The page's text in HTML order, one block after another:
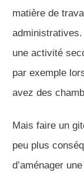
matière de
une activité
par exemple
avez des
Mais faire un
peu plus
d’aménager